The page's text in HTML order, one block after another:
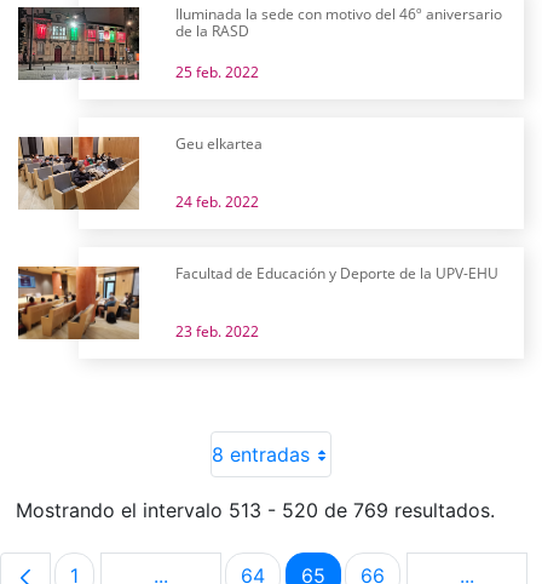
Iluminada la sede con motivo del 46º aniversario
de la RASD
25 feb. 2022
Geu elkartea
24 feb. 2022
Facultad de Educación y Deporte de la UPV-EHU
23 feb. 2022
8 entradas
Mostrando el intervalo 513 - 520 de 769 resultados.
1 ... 64 65 66 ...